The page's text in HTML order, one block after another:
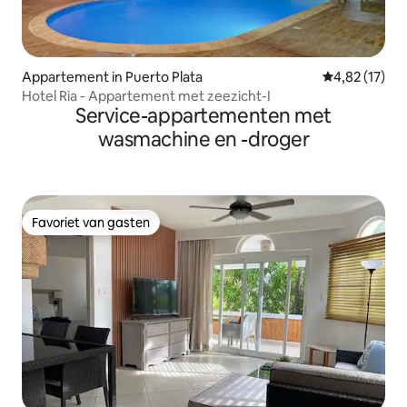
Appartement in Puerto Plata Gemiddelde
4,82 (17)
Hotel Ria - Appartement met zeezicht-I
Service-appartementen met
wasmachine en -droger
Favoriet van gasten
Favoriet van gasten